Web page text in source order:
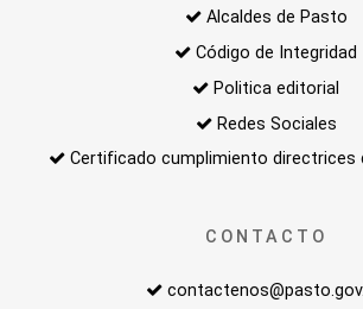
Alcaldes de Pasto
Código de Integridad
Politica editorial
Redes Sociales
Certificado cumplimiento directrices
CONTACTO